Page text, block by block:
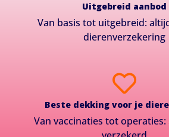
Uitgebreid aanbod
Van basis tot uitgebreid:
dierenverzekering
Beste dekking voor je
Van vaccinaties tot